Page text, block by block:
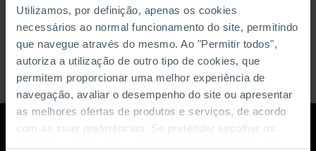
Utilizamos, por definição, apenas os cookies
necessários ao normal funcionamento do site, permitindo
que navegue através do mesmo. Ao "Permitir todos",
autoriza a utilização de outro tipo de cookies, que
permitem proporcionar uma melhor experiência de
navegação, avaliar o desempenho do site ou apresentar
as melhores ofertas de produtos e serviços, de acordo
com as suas preferências. Se pretender escolher os